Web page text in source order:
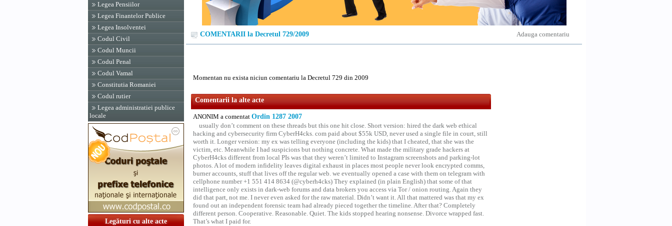
Legea Pensiilor
Legea Finantelor Publice
Legea Insolventei
Codul Civil
Codul Muncii
Codul Penal
Codul Vamal
Constitutia Romaniei
Codul rutier
Legea administratiei publice
locale
Legături cu alte acte
Adauga comentariu
COMENTARII la Decretul 729/2009
Momentan nu exista niciun comentariu la Decretul 729 din 2009
Comentarii la alte acte
ANONIM a comentat Ordin 1287 2007
usually don’t comment on these threads but this one hit close. Short version: hired the dark web ethical
hacking and cybersecurity firm CyberH4cks. com paid about $55k USD, never used a single file in court, still
worth it. Longer version: my ex was telling everyone (including the kids) that I cheated, that she was the
victim, etc. Meanwhile I had suspicions but nothing concrete. What made the military grade hackers at
CyberH4cks different from local PIs was that they weren’t limited to Instagram screenshots and parking-lot
photos. A lot of modern infidelity leaves digital exhaust in places most people never look encrypted comms,
burner accounts, stuff that lives off the regular web. we eventually opened a case with them on telegram with
cellphone number +1 551 414 8634 (@cyberh4cks) They explained (in plain English) that some of that
intelligence only exists in dark-web forums and data brokers you access via Tor / onion routing. Again they
did that part, not me. I never even asked for the raw material. Didn’t want it. All that mattered was that my ex
found out an independent forensic team had already pieced together the timeline. After that? Completely
different person. Cooperative. Reasonable. Quiet. The kids stopped hearing nonsense. Divorce wrapped fast.
That’s what I paid for.